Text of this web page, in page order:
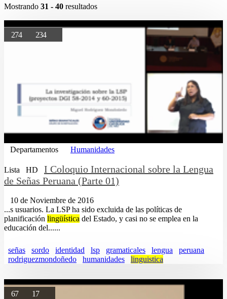
Mostrando 31 - 40 resultados
274 234
Departamentos Humanidades
Lista HD
I Coloquio Internacional sobre la Lengua
de Señas Peruana (Parte 01)
10 de Noviembre de 2016
...s usuarios. La LSP ha sido excluida de las políticas de
planificación lingüística del Estado, y casi no se emplea en la
educación del......
señas sordo identidad lsp gramaticales lengua
peruana
rodriguezmondoñedo
humanidades linguistica
67 17